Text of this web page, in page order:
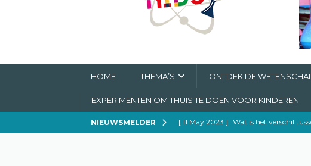
HOME THEMA’S ONTDEK DE
EXPERIMENTEN OM THUIS TE DOEN VOOR KINDEREN
NIEUWSMELDER [ 11 May 2023 ] Wat is het verschil